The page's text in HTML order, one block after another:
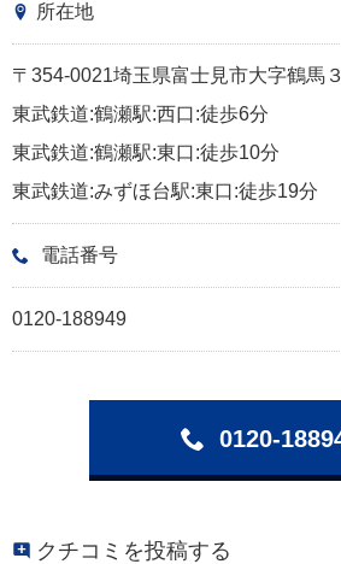
所在地
〒354-0021埼玉県富士見市大字鶴馬
東武鉄道:鶴瀬駅:西口:徒歩6分
東武鉄道:鶴瀬駅:東口:徒歩10分
東武鉄道:みずほ台駅:東口:徒歩19分
電話番号
0120-188949
0120-
クチコミを投稿する